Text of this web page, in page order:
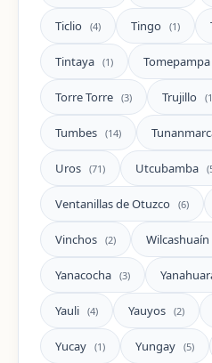
Ticlio (4) Tingo (1)
Tintaya (1) Tomepampa
Torre Torre (3) Trujillo
Tumbes (14)
Uros (71) Utcubamba
Ventanillas de Otuzco (6)
Vinchos (2) Wilcashuaín
Yanacocha (3)
Yauli (4) Yauyos (2)
Yucay (1) Yungay (5)